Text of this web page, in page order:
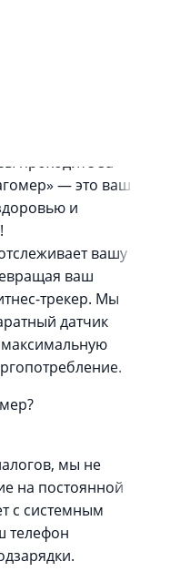
проходите за
— это ваш
и
вашу
ваш
трекер. Мы
датчик
мы не
на постоянной
с системным
телефон